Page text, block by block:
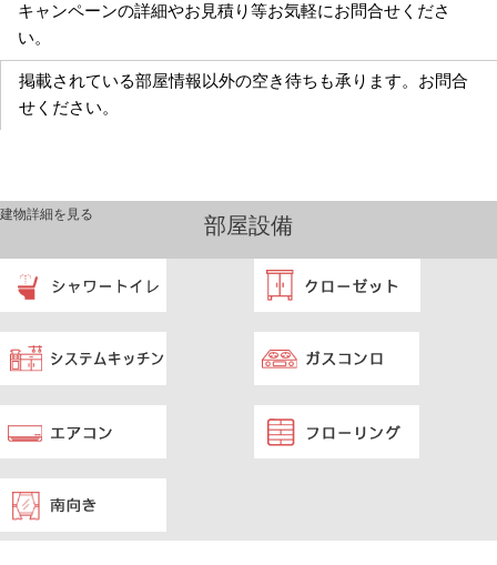
キャンペーンの詳細やお見積り等お気軽にお問合せくださ
い。
掲載されている部屋情報以外の空き待ちも承ります。お問合
せください。
部屋設備
建物詳細を見る